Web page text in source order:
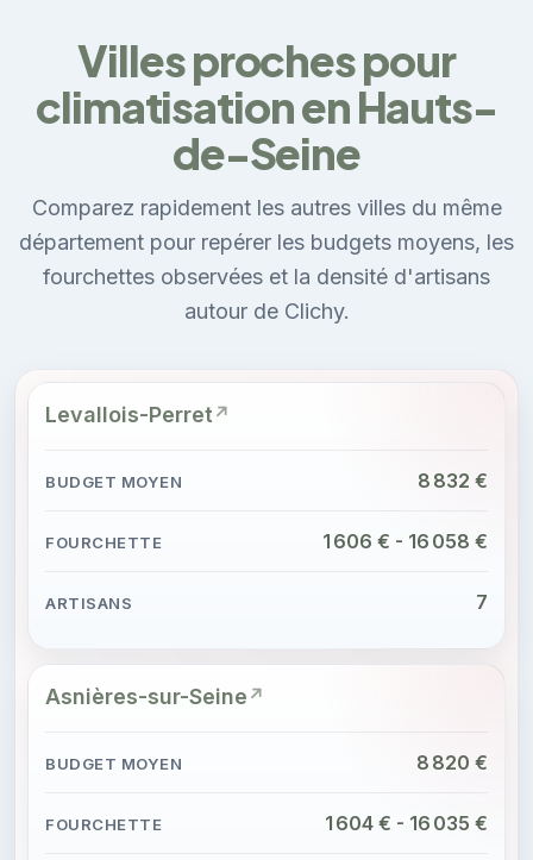
Villes proches pour
climatisation en Hauts-
de-Seine
Comparez rapidement les autres villes du même
département pour repérer les budgets moyens, les
fourchettes observées et la densité d'artisans
autour de Clichy.
Levallois-Perret
8 832 €
1 606 € - 16 058 €
7
Asnières-sur-Seine
8 820 €
1 604 € - 16 035 €